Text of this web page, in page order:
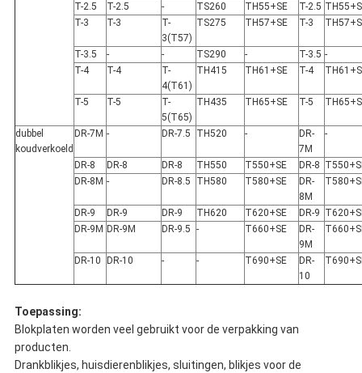
T-2.5 T-2.5 - TS260 TH55+SE T-2.5
T-3
T-3
T-
3(T57)
TS275 TH57+SE T-3
T-3.5 - - TS290 - T-3.5 -
T-4
T-4
T-
4(T61)
TH415 TH61+SE T-4
T-5 T-5
T-
5(T65)
TH435 TH65+SE T-5
dubbel
koudverkoeld
DR-7M - DR-7.5 TH520 -
DR-
7M
-
DR-8 DR-8 DR-8 TH550 T550+SE DR-8
DR-8M - DR-8.5 TH580 T580+SE
DR-
8M
DR-9 DR-9 DR-9 TH620 T620+SE DR-9
DR-9M DR-9M DR-9.5 - T660+SE
DR-
9M
DR-10 DR-10 - - T690+SE
DR-
10
Toepassing:
Blokplaten worden veel gebruikt voor de verpakking van
producten.
Drankblikjes, huisdierenblikjes, sluitingen, blikjes voor de